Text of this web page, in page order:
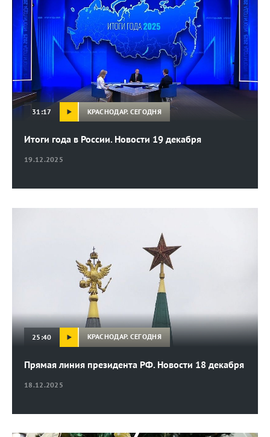
19.12.2025
Итоги года в России. Новости 19 декабря
31:17 КРАСНОДАР. СЕГОДНЯ
18.12.2025
Прямая линия президента РФ. Новости 18 декабря
25:40 КРАСНОДАР. СЕГОДНЯ